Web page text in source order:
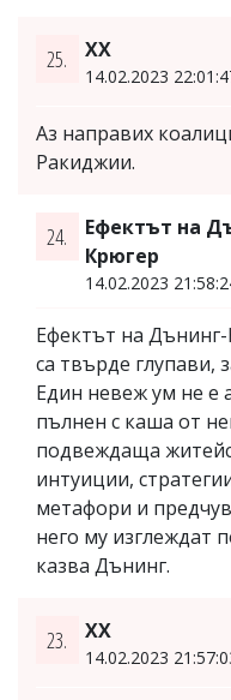
25. ХХ
14.02.2023
Аз направих
Ракиджии.
24.
Ефектът на
Крюгер
14.02.2023
Ефектът на
са твърде глупави,
Един невеж ум не е
пълнен с каша от
подвеждаща
интуиции,
метафори и
него му изглеждат
казва Дънинг.
23. ХХ
14.02.2023